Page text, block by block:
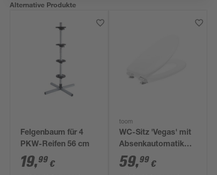
Alternative Produkte
Felgenbaum für 4
PKW-Reifen 56 cm
19,99 €
toom
WC-Sitz 'Vegas' mit
Absenkautomatik
weiß Holzkern
59,99 €